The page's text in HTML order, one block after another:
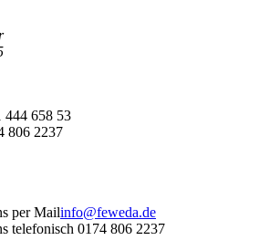
444 658 53
806 2237
info@feweda.de
0174 806 2237